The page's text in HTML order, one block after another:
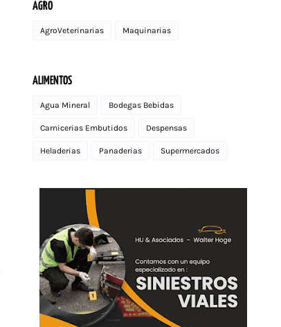
AGRO
AgroVeterinarias Maquinarias
ALIMENTOS
Agua Mineral Bodegas Bebidas
Carnicerias Embutidos Despensas
Heladerias Panaderias Supermercados